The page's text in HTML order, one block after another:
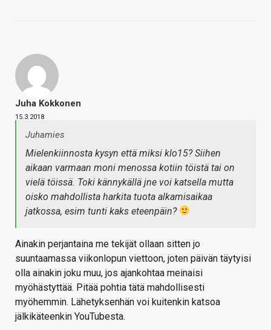
Juha Kokkonen
15.3.2018
Juhamies
Mielenkiinnosta kysyn että miksi klo15? Siihen
aikaan varmaan moni menossa kotiin töistä tai on
vielä töissä. Toki kännykällä jne voi katsella mutta
oisko mahdollista harkita tuota alkamisaikaa
jatkossa, esim tunti kaks eteenpäin?
Ainakin perjantaina me tekijät ollaan sitten jo
suuntaamassa viikonlopun viettoon, joten päivän täytyisi
olla ainakin joku muu, jos ajankohtaa meinaisi
myöhästyttää. Pitää pohtia tätä mahdollisesti
myöhemmin. Lähetyksenhän voi kuitenkin katsoa
jälkikäteenkin YouTubesta.